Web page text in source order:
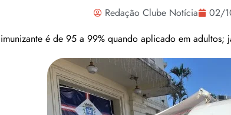
Redação Clube Notícia 02/
é de 95 a 99% quando aplicado em